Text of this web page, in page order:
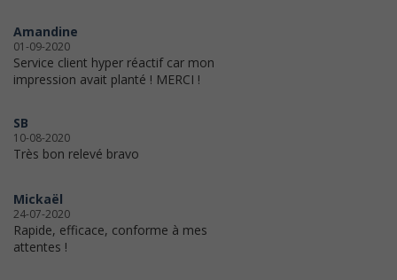
Amandine
01-09-2020
Service client hyper réactif car mon
impression avait planté ! MERCI !
SB
10-08-2020
Très bon relevé bravo
Mickaël
24-07-2020
Rapide, efficace, conforme à mes
attentes !